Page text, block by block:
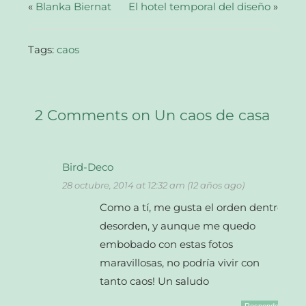
abre
en
« Blanka Biernat El hotel temporal del diseño»
Tags:caos
2 Comments on Un caos de casa
Bird-Deco
28 octubre, 2014 at 12:32 am (12 años ago)
Como a tí, me gusta el orden dentro
desorden, y aunque me quedo
embobado con estas fotos
maravillosas, no podría vivir con
tanto caos! Un saludo